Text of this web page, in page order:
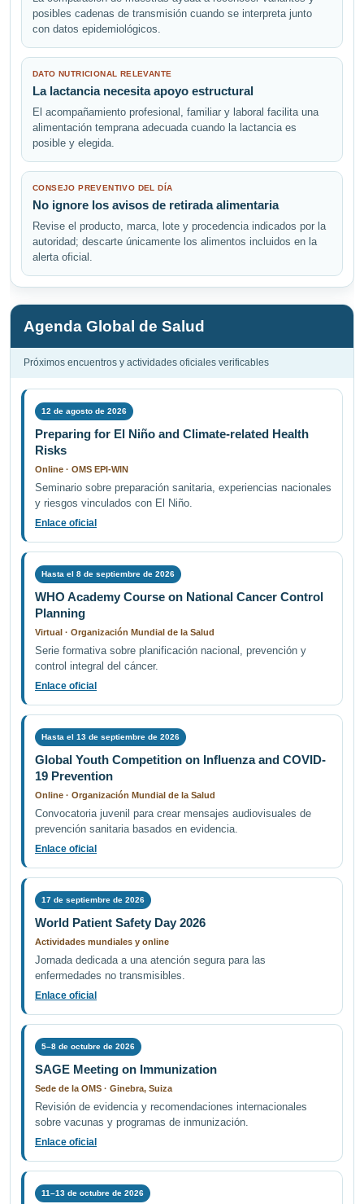
posibles cadenas de transmisión cuando se interpreta junto
con datos epidemiológicos.
DATO NUTRICIONAL RELEVANTE
La lactancia necesita apoyo estructural
El acompañamiento profesional, familiar y laboral facilita una
alimentación temprana adecuada cuando la lactancia es
posible y elegida.
CONSEJO PREVENTIVO DEL DÍA
No ignore los avisos de retirada alimentaria
Revise el producto, marca, lote y procedencia indicados por la
autoridad; descarte únicamente los alimentos incluidos en la
alerta oficial.
Agenda Global de Salud
Próximos encuentros y actividades oficiales verificables
12 de agosto de 2026
Preparing for El Niño and Climate-related Health
Risks
Online · OMS EPI-WIN
Seminario sobre preparación sanitaria, experiencias nacionales
y riesgos vinculados con El Niño.
Enlace oficial
Hasta el 8 de septiembre de 2026
WHO Academy Course on National Cancer Control
Planning
Virtual · Organización Mundial de la Salud
Serie formativa sobre planificación nacional, prevención y
control integral del cáncer.
Enlace oficial
Hasta el 13 de septiembre de 2026
Global Youth Competition on Influenza and COVID-
19 Prevention
Online · Organización Mundial de la Salud
Convocatoria juvenil para crear mensajes audiovisuales de
prevención sanitaria basados en evidencia.
Enlace oficial
17 de septiembre de 2026
World Patient Safety Day 2026
Actividades mundiales y online
Jornada dedicada a una atención segura para las
enfermedades no transmisibles.
Enlace oficial
5–8 de octubre de 2026
SAGE Meeting on Immunization
Sede de la OMS · Ginebra, Suiza
Revisión de evidencia y recomendaciones internacionales
sobre vacunas y programas de inmunización.
Enlace oficial
11–13 de octubre de 2026